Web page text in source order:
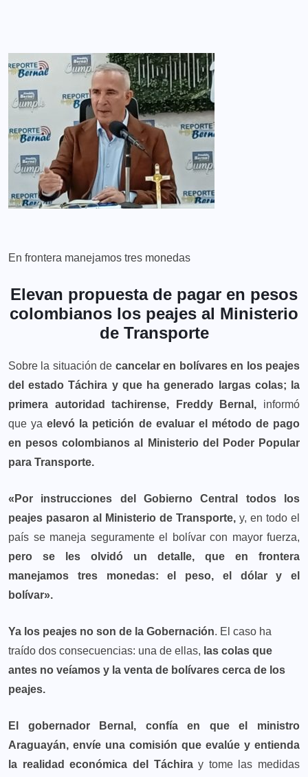
En frontera manejamos tres monedas
Elevan propuesta de pagar en pesos
colombianos los peajes al Ministerio
de Transporte
Sobre la situación de cancelar en bolívares en los peajes
del estado Táchira y que ha generado largas colas;
la
primera autoridad tachirense, Freddy Bernal, informó
que yaelevó la petición de evaluar el método de pago
en pesos colombianos al Ministerio del Poder Popular
para Transporte.
«Por instrucciones del Gobierno Central todos los
peajes pasaron al Ministerio de Transporte, y, en todo el
país se maneja seguramente el bolívar con mayor fuerza,
pero se les olvidó un detalle, que en frontera
manejamos tres monedas: el peso, el dólar y el
bolívar».
Ya los peajes no son de la Gobernación. El caso ha
traído dos consecuencias: una de ellas, las colas que
antes no veíamos y la venta de bolívares cerca de los
peajes.
El gobernador Bernal, confía en que el ministro
Araguayán, envíe una comisión que evalúe y entienda
la realidad económica del Táchiray tome las medidas